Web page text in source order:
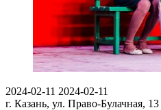
2024-02-11 2024-02-11
г. Казань, ул. Право-Булачная, 13